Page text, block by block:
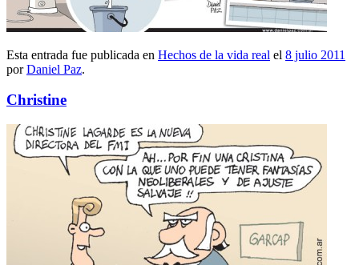
Esta entrada fue publicada en Hechos de la vida real el 8 julio 2011
porDaniel Paz.
Christine